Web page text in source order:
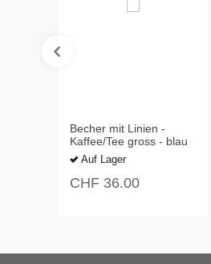
Becher mit Linien -
Kaffee/Tee gross - blau
Auf Lager
CHF 36.00